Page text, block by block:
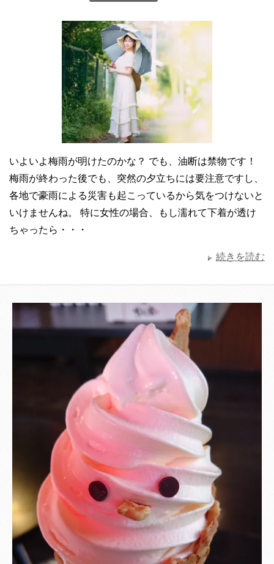
いよいよ梅雨が明けたのかな？ でも、油断は禁物です！
梅雨が終わった後でも、突然の夕立ちには要注意ですし、
各地で豪雨による災害も起こっているから気をつけないと
いけませんね。 特に女性の場合、もし濡れて下着が透け
ちゃったら・・・
続きを読む